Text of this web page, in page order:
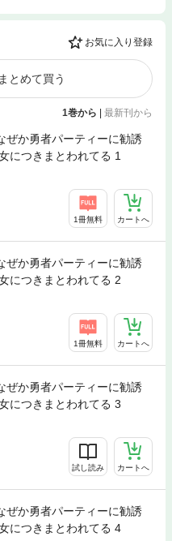
お気に入り登録
とめて買う
1巻から 最新刊から
ぜか勇者パーティーに勧誘
につきまとわれてる 1
1冊無料 カートへ
ぜか勇者パーティーに勧誘
につきまとわれてる 2
1冊無料 カートへ
ぜか勇者パーティーに勧誘
につきまとわれてる 3
試し読み カートへ
ぜか勇者パーティーに勧誘
につきまとわれてる 4